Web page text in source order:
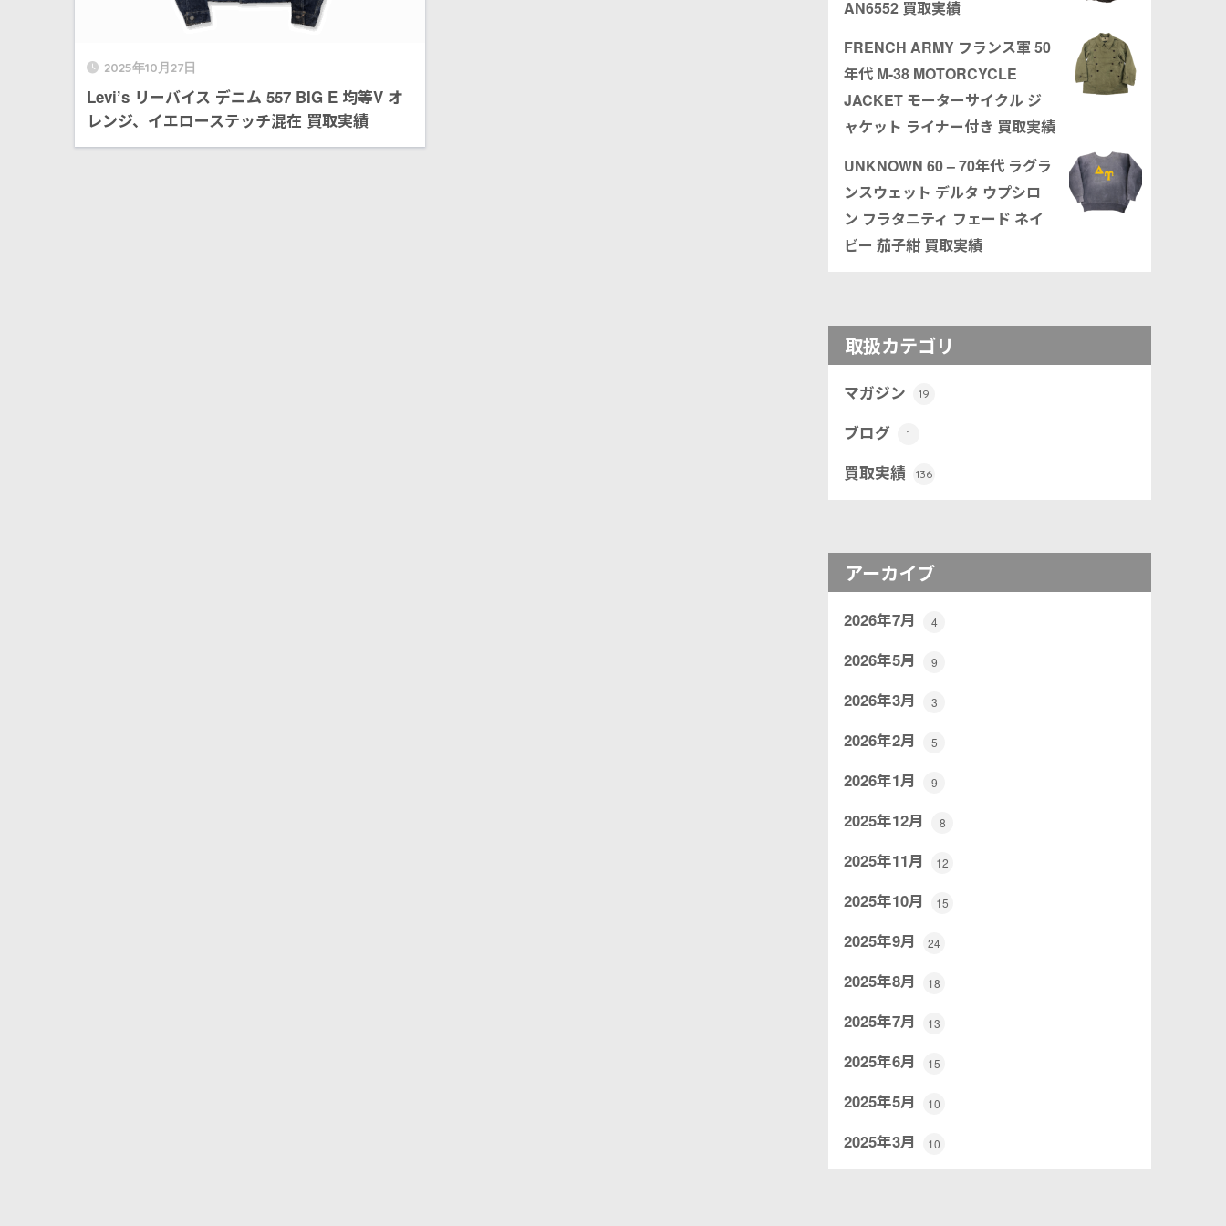
2025年10月27日
Levi’s リーバイス デニム 557 BIG E 均等V オ
レンジ、イエローステッチ混在 買取実績
AN6552 買取実績
FRENCH ARMY フランス軍 50
年代 M-38 MOTORCYCLE
JACKET モーターサイクル ジ
ャケット ライナー付き 買取実績
UNKNOWN 60 – 70年代 ラグラ
ンスウェット デルタ ウプシロ
ン フラタニティ フェード ネイ
ビー 茄子紺 買取実績
取扱カテゴリ
マガジン 19
ブログ 1
買取実績 136
アーカイブ
2026年7月 4
2026年5月 9
2026年3月 3
2026年2月 5
2026年1月 9
2025年12月 8
2025年11月 12
2025年10月 15
2025年9月 24
2025年8月 18
2025年7月 13
2025年6月 15
2025年5月 10
2025年3月 10